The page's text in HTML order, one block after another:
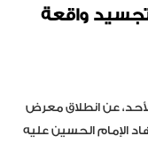
واقعة
الأحد، عن انطلاق معرض
الإمام الحسين عليه